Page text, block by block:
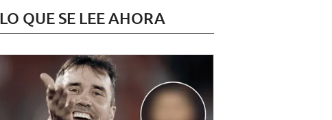
LO QUE SE LEE AHORA